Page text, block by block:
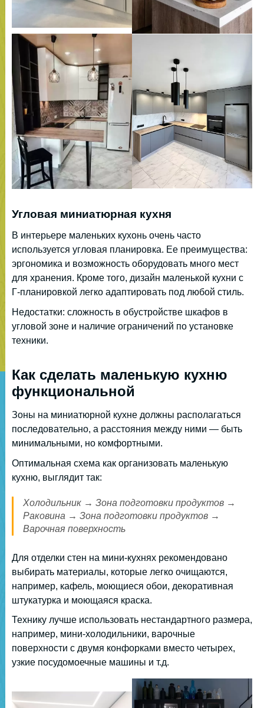
Угловая миниатюрная кухня
В интерьере маленьких кухонь очень часто
используется угловая планировка. Ее преимущества:
эргономика и возможность оборудовать много мест
для хранения. Кроме того, дизайн маленькой кухни с
Г-планировкой легко адаптировать под любой стиль.
Недостатки: сложность в обустройстве шкафов в
угловой зоне и наличие ограничений по установке
техники.
Как сделать маленькую кухню
функциональной
Зоны на миниатюрной кухне должны располагаться
последовательно, а расстояния между ними — быть
минимальными, но комфортными.
Оптимальная схема как организовать маленькую
кухню, выглядит так:
Холодильник → Зона подготовки продуктов →
Раковина → Зона подготовки продуктов →
Варочная поверхность
Для отделки стен на мини-кухнях рекомендовано
выбирать материалы, которые легко очищаются,
например, кафель, моющиеся обои, декоративная
штукатурка и моющаяся краска.
Технику лучше использовать нестандартного размера,
например, мини-холодильники, варочные
поверхности с двумя конфорками вместо четырех,
узкие посудомоечные машины и т.д.